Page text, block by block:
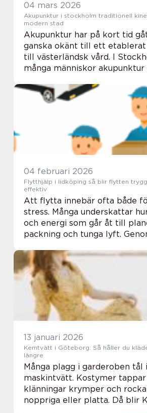
04 mars 2026
Akupunktur i stockholm traditionell kinesisk medicin i en
modern stad
Akupunktur har på kort tid
ganska okänt till ett
till västerländsk vård. I
många människor
hormonella besvär. Många
hjälp när...
04 februari 2026
Flytthjälp i lidköping så blir flytten trygg, enkel och
effektiv
Att flytta innebär ofta både
stress. Många underskattar
och energi som går åt till
packning och tunga lyft.
privatpersoner och familjer
av press...
13 januari 2026
Kemtvätt i Göteborg: Så håller du
längre
Många plagg i garderoben tål
maskintvätt. Kostymer
klänningar krymper och
noppriga eller platta. Då blir